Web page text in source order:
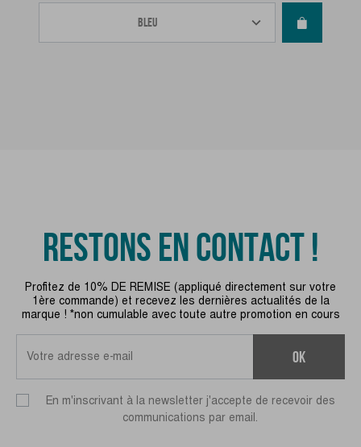
RESTONS EN CONTACT !
Profitez de 10% DE REMISE (appliqué directement sur votre
1ère commande) et recevez les dernières actualités de la
marque ! *non cumulable avec toute autre promotion en cours
ok
En m'inscrivant à la newsletter j'accepte de recevoir des
communications par email.